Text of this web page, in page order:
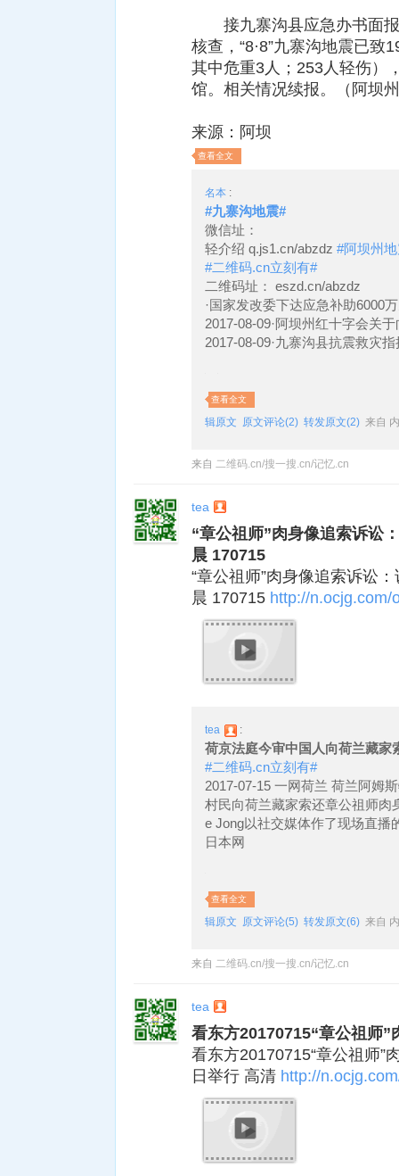
接九寨沟县应急办书面报
核查，“8·8”九寨沟地震已
其中危重3人；253人轻伤）
馆。相关情况续报。（阿坝
来源：阿坝
查看全文
名本 :
#九寨沟地震#
微信址：
轻介绍 q.js1.cn/abzdz #阿坝州
#二维码.cn立刻有#
二维码址： eszd.cn/abzdz
·国家发改委下达应急补助6000
2017-08-09·阿坝州红十字会关
2017-08-09·九寨沟县抗震救灾
查看全文
辑原文 原文评论(2) 转发原文(2) 来自
来自 二维码.cn/搜一搜.cn/记忆.cn
tea
“章公祖师”肉身像追索诉讼
晨 170715
“章公祖师”肉身像追索诉讼
晨 170715 http://n.ocjg.com/
tea :
荷京法庭今审中国人向荷兰藏家
#二维码.cn立刻有#
2017-07-15 一网荷兰 荷兰阿姆
村民向荷兰藏家索还章公祖师肉
e Jong以社交媒体作了现场直播
日本网
查看全文
辑原文 原文评论(5) 转发原文(6) 来自
来自 二维码.cn/搜一搜.cn/记忆.cn
tea
看东方20170715“章公祖师”
看东方20170715“章公祖师”
日举行 高清 http://